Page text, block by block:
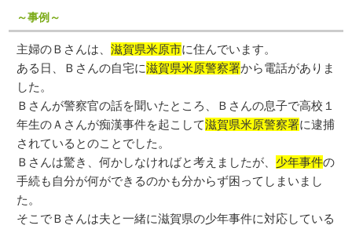
～事例～
主婦のＢさんは、滋賀県米原市に住んでいます。
ある日、Ｂさんの自宅に滋賀県米原警察署から電話がありま
した。
Ｂさんが警察官の話を聞いたところ、Ｂさんの息子で高校１
年生のＡさんが痴漢事件を起こして滋賀県米原警察署に逮捕
されているとのことでした。
Ｂさんは驚き、何かしなければと考えましたが、 少年事件の
手続も自分が何ができるのかも分からず困ってしまいまし
た。
そこでＢさんは夫と一緒に滋賀県の少年事件に対応している